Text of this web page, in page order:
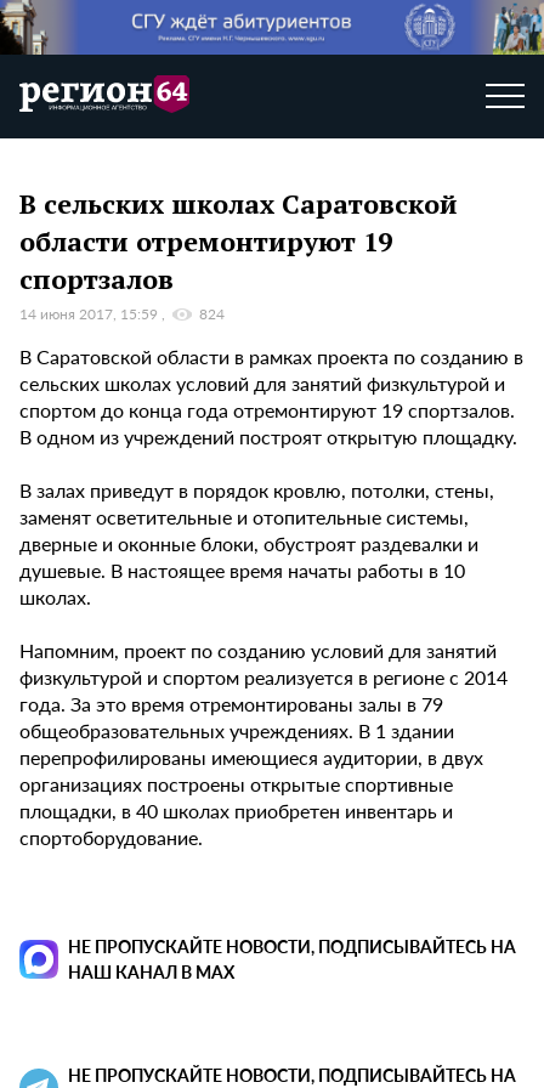
В сельских школах Саратовской
области отремонтируют 19
спортзалов
14 июня 2017, 15:59 824
В Саратовской области в рамках проекта по созданию в
сельских школах условий для занятий физкультурой и
спортом до конца года отремонтируют 19 спортзалов.
В одном из учреждений построят открытую площадку.
В залах приведут в порядок кровлю, потолки, стены,
заменят осветительные и отопительные системы,
дверные и оконные блоки, обустроят раздевалки и
душевые. В настоящее время начаты работы в 10
школах.
Напомним, проект по созданию условий для занятий
физкультурой и спортом реализуется в регионе с 2014
года. За это время отремонтированы залы в 79
общеобразовательных учреждениях. В 1 здании
перепрофилированы имеющиеся аудитории, в двух
организациях построены открытые спортивные
площадки, в 40 школах приобретен инвентарь и
спортоборудование.
НЕ ПРОПУСКАЙТЕ НОВОСТИ, ПОДПИСЫВАЙТЕСЬ НА
НАШ КАНАЛ В MAX
НЕ ПРОПУСКАЙТЕ НОВОСТИ, ПОДПИСЫВАЙТЕСЬ НА